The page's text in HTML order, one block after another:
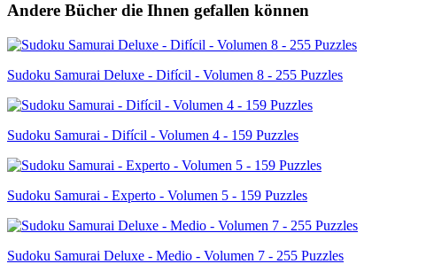
Andere Bücher die Ihnen gefallen können
Sudoku Samurai Deluxe - Difícil - Volumen 8 - 255 Puzzles
Sudoku Samurai - Difícil - Volumen 4 - 159 Puzzles
Sudoku Samurai - Experto - Volumen 5 - 159 Puzzles
Sudoku Samurai Deluxe - Medio - Volumen 7 - 255 Puzzles